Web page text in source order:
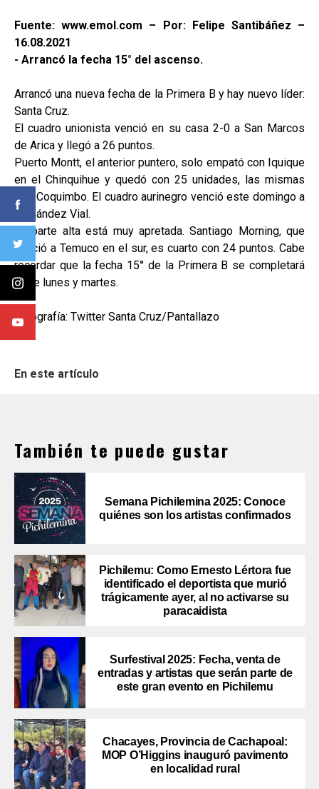
Fuente: www.emol.com – Por: Felipe Santibáñez –
16.08.2021
- Arrancó la fecha 15° del ascenso.
Arrancó una nueva fecha de la Primera B y hay nuevo líder:
Santa Cruz.
El cuadro unionista venció en su casa 2-0 a San Marcos
de Arica y llegó a 26 puntos.
Puerto Montt, el anterior puntero, solo empató con Iquique
en el Chinquihue y quedó con 25 unidades, las mismas
que Coquimbo. El cuadro aurinegro venció este domingo a
Fernández Vial.
La parte alta está muy apretada. Santiago Morning, que
venció a Temuco en el sur, es cuarto con 24 puntos. Cabe
recordar que la fecha 15° de la Primera B se completará
entre lunes y martes.
Fotografía: Twitter Santa Cruz/Pantallazo
En este artículo
También te puede gustar
Semana Pichilemina 2025: Conoce
quiénes son los artistas confirmados
Pichilemu: Como Ernesto Lértora fue
identificado el deportista que murió
trágicamente ayer, al no activarse su
paracaidista
Surfestival 2025: Fecha, venta de
entradas y artistas que serán parte de
este gran evento en Pichilemu
Chacayes, Provincia de Cachapoal:
MOP O’Higgins inauguró pavimento
en localidad rural